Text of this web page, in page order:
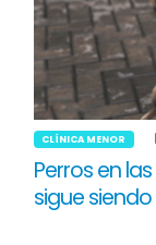
CLÍNICA MENOR
Perros en
sigue